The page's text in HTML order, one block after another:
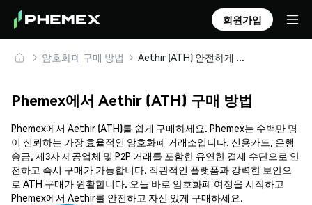
회원가입
암호화폐 구매 방법 Aethir (ATH) 안전하게 구매 및 보관
Phemex에서 Aethir (ATH) 구매 방법
Phemex에서 Aethir (ATH)를 쉽게 구매하세요. Phemex는 수백만 명
이 신뢰하는 가장 효율적인 암호화폐 거래소입니다. 신용카드, 은행
송금, 제3자 제공업체 및 P2P 거래를 포함한 유연한 결제 수단으로 안
전하고 즉시 구매가 가능합니다. 직관적인 플랫폼과 강력한 보안으
로 ATH 구매가 원활합니다. 오늘 바로 암호화폐 여정을 시작하고
Phemex에서 Aethir를 안전하고 자신 있게 구매하세요.